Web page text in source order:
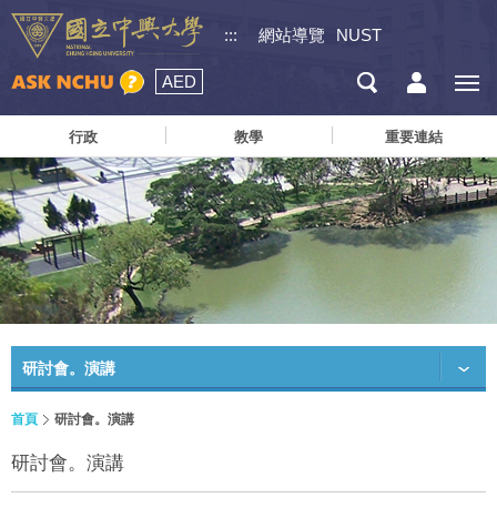
::: 網站導覽 NUST
AED
行政 教學 重要連結
研討會。演講
首頁 研討會。演講
研討會。演講